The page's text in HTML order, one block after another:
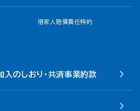
借家人賠償責任特約
入のしおり・共済事業約款